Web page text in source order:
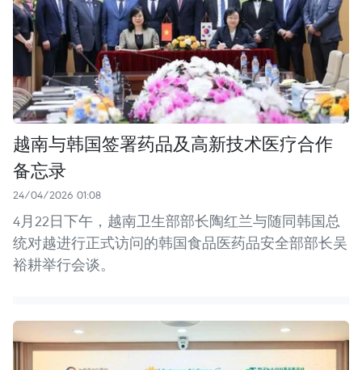
越南与韩国签署药品及高新技术医疗合作
备忘录
24/04/2026 01:08
4月22日下午，越南卫生部部长陶红兰与随同韩国总
统对越进行正式访问的韩国食品医药品安全部部长吴
裕耕举行会谈。